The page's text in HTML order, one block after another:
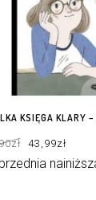
KSIĘGA KLARY
zł cena
wynosiła:
54,90zł.
43,99złcena